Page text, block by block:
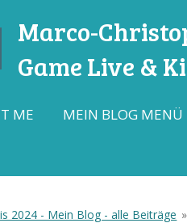
Marco-
Game Live &
ME MEIN BLOG MENÜ
2024 - Mein Blog - alle Beiträge »